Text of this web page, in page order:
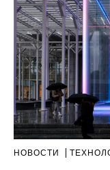
НОВОСТИ